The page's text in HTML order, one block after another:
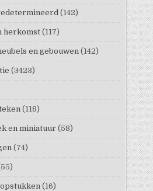
(142)
herkomst (117)
en gebouwen (142)
(3423)
(118)
en miniatuur (58)
(74)
(16)